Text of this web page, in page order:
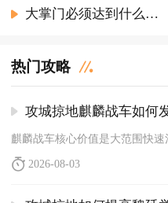
大掌门必须达到什么级别才能成为喝酒大师
热门攻略
攻城掠地麒麟战车如何
2026-08-03